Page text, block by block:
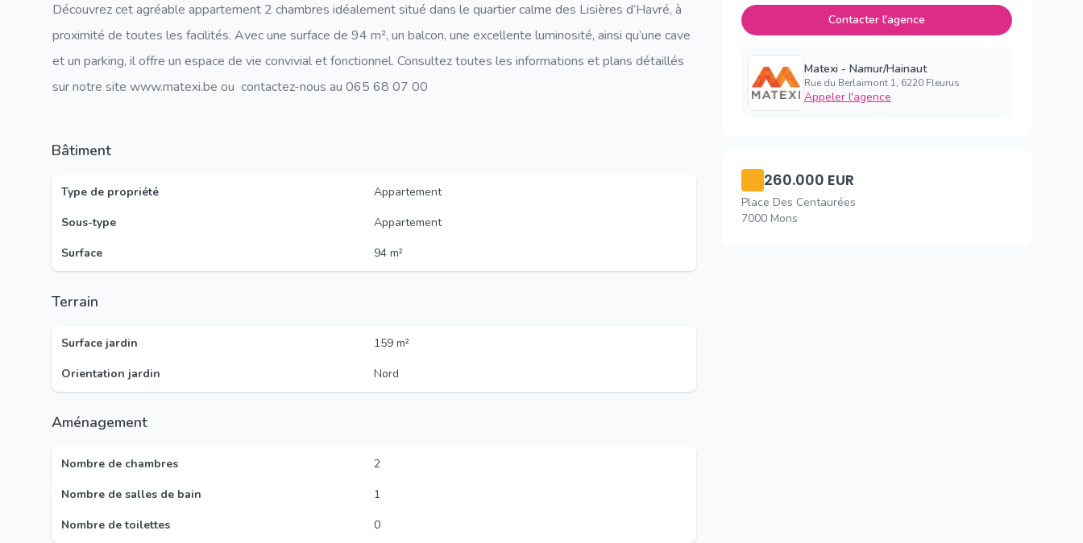
Découvrez cet agréable appartement 2 chambres idéalement situé dans le quartier calme des Lisières d’Havré, à
proximité de toutes les facilités. Avec une surface de 94 m², un balcon, une excellente luminosité, ainsi qu’une cave
et un parking, il offre un espace de vie convivial et fonctionnel. Consultez toutes les informations et plans détaillés
sur notre site www.matexi.be ou contactez-nous au 065 68 07 00
Bâtiment
Type de propriété
Appartement
Sous-type
Appartement
Surface
94 m²
Terrain
Surface jardin
159 m²
Orientation jardin
Nord
Aménagement
Nombre de chambres
2
Nombre de salles de bain
1
Nombre de toilettes
0
Contacter l'agence
Matexi - Namur/Hainaut
Rue du Berlaimont 1, 6220 Fleurus
Appeler l'agence
260.000 EUR
Place Des Centaurées
7000 Mons